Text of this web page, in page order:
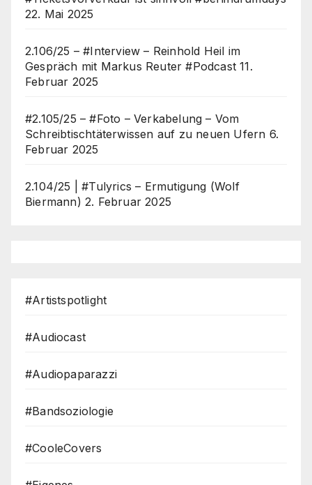
22. Mai 2025
2.106/25 – #Interview – Reinhold Heil im
Gespräch mit Markus Reuter #Podcast 11.
Februar 2025
#2.105/25 – #Foto – Verkabelung – Vom
Schreibtischtäterwissen auf zu neuen Ufern 6.
Februar 2025
2.104/25 | #Tulyrics – Ermutigung (Wolf
Biermann) 2. Februar 2025
#Artistspotlight
#Audiocast
#Audiopaparazzi
#Bandsoziologie
#CooleCovers